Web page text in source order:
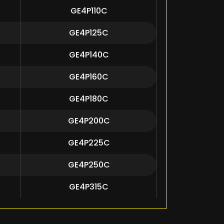
GE4P110C
GE4P125C
GE4P140C
GE4P160C
GE4P180C
GE4P200C
GE4P225C
GE4P250C
GE4P315C